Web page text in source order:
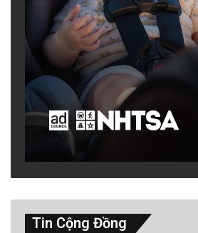
Tin Cộng Đồng